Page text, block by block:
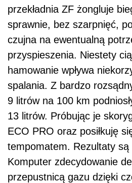
przekładnia ZF żongluje
sprawnie, bez szarpnięć,
czujna na ewentualną
przyspieszenia. Niestety
hamowanie wpływa
spalania. Z bardzo
9 litrów na 100 km
13 litrów. Próbując je
ECO PRO oraz posiłkuję
tempomatem. Rezultaty są
Komputer zdecydowanie
przepustnicą gazu dzięki